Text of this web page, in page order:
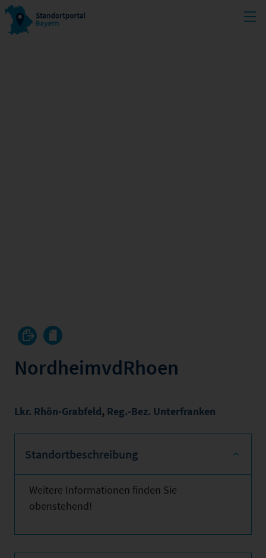
NordheimvdRhoen
Lkr. Rhön-Grabfeld, Reg.-Bez. Unterfranken
Standortbeschreibung
Weitere Informationen finden Sie
obenstehend!